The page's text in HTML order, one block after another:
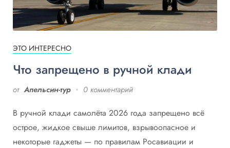
ЭТО ИНТЕРЕСНО
Что запрещено в ручной клади
от Апельсин-тур 0 комментарий
В ручной клади самолёта 2026 года запрещено всё
острое, жидкое свыше лимитов, взрывоопасное и
некоторые гаджеты — по правилам Росавиации и